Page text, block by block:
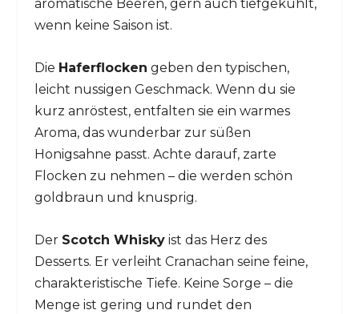
aromatische Beeren, gern auch tiefgekühlt,
wenn keine Saison ist.
Die Haferflocken geben den typischen,
leicht nussigen Geschmack. Wenn du sie
kurz anröstest, entfalten sie ein warmes
Aroma, das wunderbar zur süßen
Honigsahne passt. Achte darauf, zarte
Flocken zu nehmen – die werden schön
goldbraun und knusprig.
Der Scotch Whiskyist das Herz des
Desserts. Er verleiht Cranachan seine feine,
charakteristische Tiefe. Keine Sorge – die
Menge ist gering und rundet den